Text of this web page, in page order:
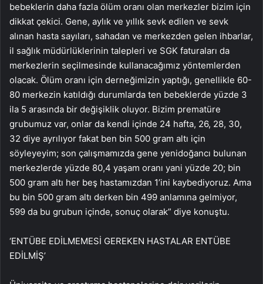
bebeklerin daha fazla ölüm oranı olan merkezler bizim için
dikkat çekici. Gene, aylık ve yıllık sevk edilen ve sevk
alınan hasta sayıları, sahadan ve merkezden gelen ihbarlar,
il sağlık müdürlüklerinin talepleri ve SGK faturaları da
merkezlerin seçilmesinde kullanacağımız yöntemlerden
olacak. Ölüm oranı için derneğimizin yaptığı, genellikle 60-
80 merkezin katıldığı durumlarda ten bebeklerde yüzde 3
ila 5 arasında bir değişiklik oluyor. Bizim prematüre
grubumuz var, onlar da kendi içinde 24 hafta, 26, 28, 30,
32 diye ayrılıyor fakat ben bin 500 gram altı için
söyleyeyim; son çalışmamızda gene yenidoğancı bulunan
merkezlerde yüzde 80,4 yaşam oranı yani yüzde 20; bin
500 gram altı her beş hastamızdan 1’ini kaybediyoruz. Ama
bu bin 500 gram altı derken bin 499 anlamına gelmiyor,
599 da bu grubun içinde, sonuç olarak” diye konuştu.
‘ENTÜBE EDİLMEMESİ GEREKEN HASTALAR ENTÜBE
EDİLMİŞ’